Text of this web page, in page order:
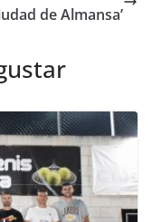
de Almansa’